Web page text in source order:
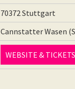
70372 Stuttgart
Cannstatter Wasen
WEBSITE & TICKETS